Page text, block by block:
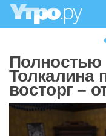
Полностью
Толкалина
восторг –